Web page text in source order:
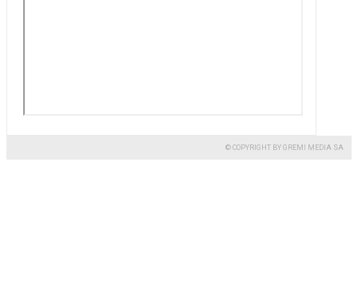
© COPYRIGHT BY GREMI MEDIA SA